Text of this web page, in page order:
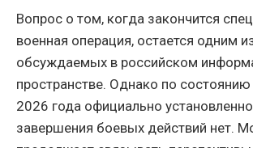
Вопрос о том, когда закончится
военная операция, остается одним
обсуждаемых в российском
пространстве. Однако по состоянию
2026 года официально
завершения боевых действий нет.